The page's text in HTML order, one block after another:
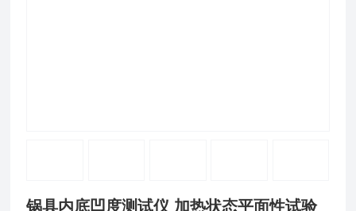
锅具内底凹度测试仪 加热状态平面性试验